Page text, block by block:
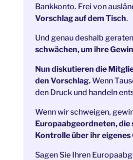
Bankkonto. Frei von
Vorschlag auf dem Tisch.
Und genau deshalb geraten
schwächen, um ihre
Nun diskutieren die
den Vorschlag.Wenn
den Druck und handeln
Wenn wir schweigen,
Europaabgeordneten, die
Kontrolle über ihr eigenes
Sagen Sie Ihren